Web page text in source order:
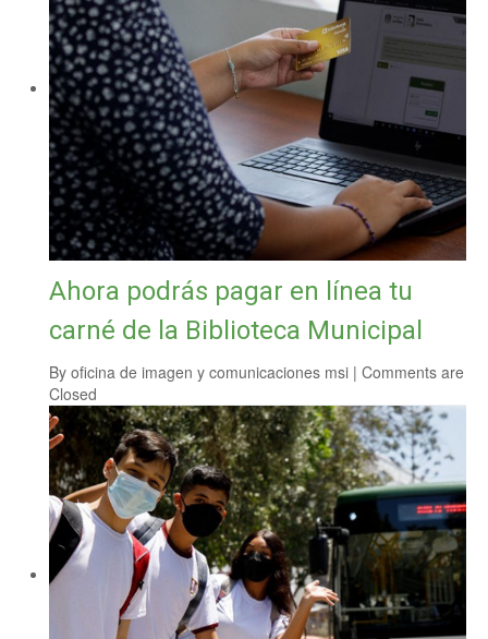
Ahora podrás pagar en línea tu
carné de la Biblioteca Municipal
By oficina de imagen y comunicaciones msi | Comments are
Closed